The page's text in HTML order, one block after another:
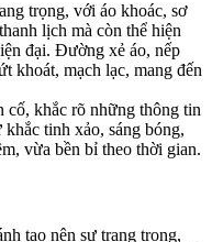
trọng, với áo khoác, sơ
lịch mà còn thể hiện
đại. Đường xẻ áo, nếp
khoát, mạch lạc, mang đến
khắc rõ những thông tin
tinh xảo, sáng bóng,
vừa bền bỉ theo thời gian.
tạo nên sự trang trọng,